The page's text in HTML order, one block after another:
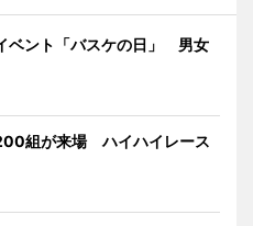
ベント「バスケの日」 男女
組が来場 ハイハイレース